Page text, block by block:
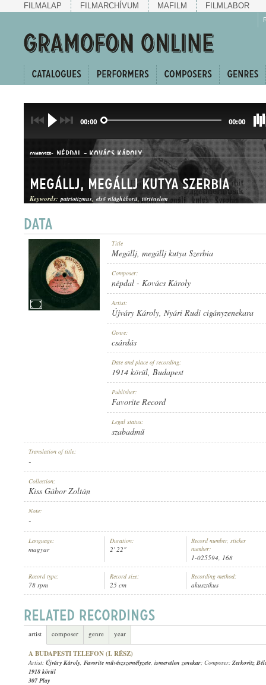
FILMALAP FILMARCHÍVUM MAFILM FILMLABOR
00:00 00:00
COMPOSER: NÉPDAL - KOVÁCS KÁROLY
CSÁRDÁS
FAVORITE RECORD
RECORD NUMBER:
Megállj, megállj kutya Szerbia
Keywords: patriotizmus első világháború történelem
Title
Megállj, megállj kutya Szerbia
Composer:
népdal - Kovács Károly
Artist:
Újváry Károly, Nyári Rudi cigányzenekara
Genre:
csárdás
Date and place of recording:
1914 körül, Budapest
Publisher:
Favorite Record
Legal status:
szabadmű
Translation of title:
-
Collection:
Kiss Gábor Zoltán
Note:
-
Language:
magyar
Duration:
2' 22"
Record number, sticker
number:
1-025594, 168
Record type:
78 rpm
Record size:
25 cm
Recording method:
akusztikus
artist composer genre year
A BUDAPESTI TELEFON (I. RÉSZ)
Artist: Újváry Károly, Favorite művészszemélyzete, ismeretlen zenekar; Composer: Zerkovitz
1918 körül
307 Play